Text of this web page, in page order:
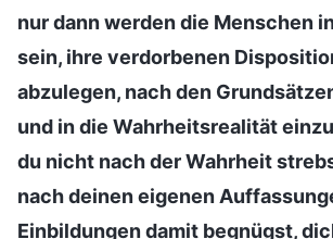
nur dann werden die Menschen
sein, ihre verdorbenen
abzulegen, nach den
und in die Wahrheitsrealität
du nicht nach der Wahrheit
nach deinen eigenen
Einbildungen damit begnügst,